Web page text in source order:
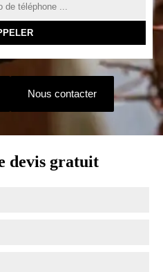
Nous contacter
devis gratuit